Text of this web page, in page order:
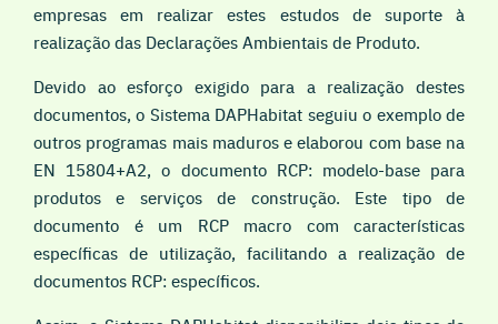
empresas em realizar estes estudos de suporte à
realização das Declarações Ambientais de Produto.
Devido ao esforço exigido para a realização destes
documentos, o Sistema DAPHabitat seguiu o exemplo de
outros programas mais maduros e elaborou com base na
EN 15804+A2, o documento RCP: modelo-base para
produtos e serviços de construção. Este tipo de
documento é um RCP macro com características
específicas de utilização, facilitando a realização de
documentos RCP: específicos.